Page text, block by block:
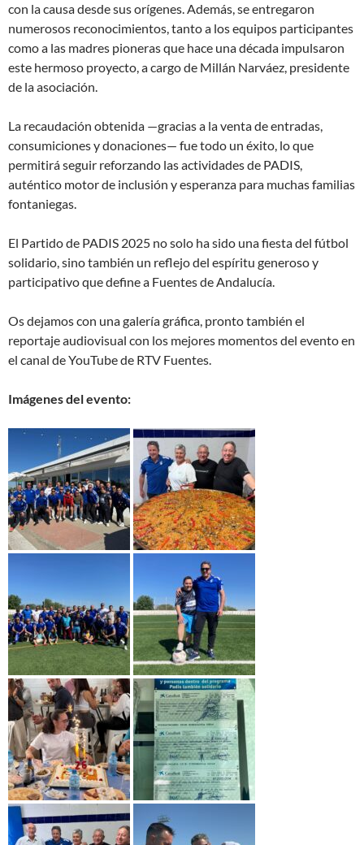
con la causa desde sus orígenes. Además, se entregaron
numerosos reconocimientos, tanto a los equipos participantes
como a las madres pioneras que hace una década impulsaron
este hermoso proyecto, a cargo de Millán Narváez, presidente
de la asociación.
La recaudación obtenida —gracias a la venta de entradas,
consumiciones y donaciones— fue todo un éxito, lo que
permitirá seguir reforzando las actividades de PADIS,
auténtico motor de inclusión y esperanza para muchas familias
fontaniegas.
El Partido de PADIS 2025 no solo ha sido una fiesta del fútbol
solidario, sino también un reflejo del espíritu generoso y
participativo que define a Fuentes de Andalucía.
Os dejamos con una galería gráfica, pronto también el
reportaje audiovisual con los mejores momentos del evento en
el canal de YouTube de RTV Fuentes.
Imágenes del evento: